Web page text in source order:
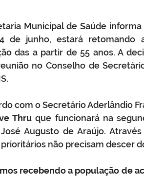
Municipal de Saúde
de junho, estará retomando
das a partir de 55 anos. A
no Conselho de
com o Secretário Aderlândio
Thru que funcionará na
Augusto de Araújo.
não precisam descer
recebendo a população de